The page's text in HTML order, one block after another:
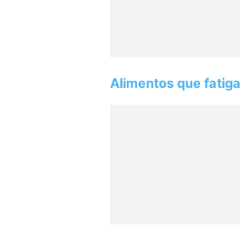
Alimentos que